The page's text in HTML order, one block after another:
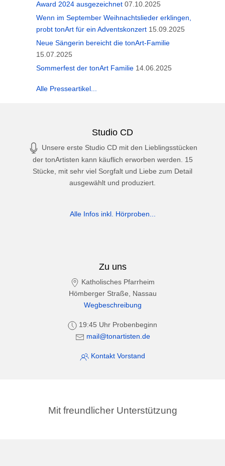
Award 2024 ausgezeichnet 07.10.2025
Wenn im September Weihnachtslieder erklingen,
probt tonArt für ein Adventskonzert 15.09.2025
Neue Sängerin bereicht die tonArt-Familie
15.07.2025
Sommerfest der tonArt Familie 14.06.2025
Alle Presseartikel...
Studio CD
Unsere erste Studio CD mit den Lieblingsstücken
der tonArtisten kann käuflich erworben werden. 15
Stücke, mit sehr viel Sorgfalt und Liebe zum Detail
ausgewählt und produziert.
Alle Infos inkl. Hörproben...
Zu uns
Katholisches Pfarrheim
Hömberger Straße, Nassau
Wegbeschreibung
19:45 Uhr Probenbeginn
mail@tonartisten.de
Kontakt Vorstand
Mit freundlicher Unterstützung